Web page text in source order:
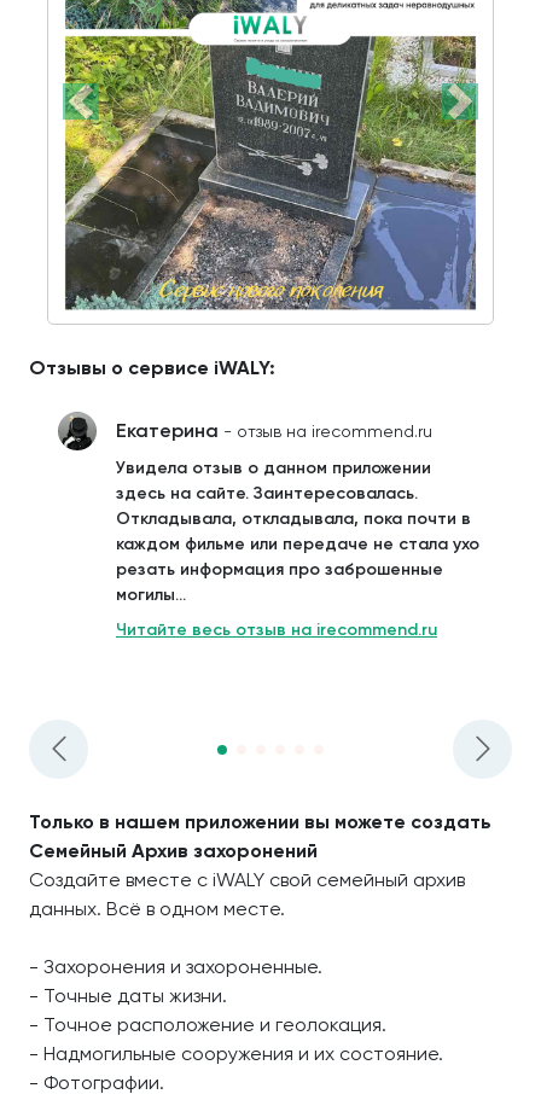
Отзывы о сервисе iWALY:
Екатерина - отзыв на irecommend.ru
Увидела отзыв о данном приложении
здесь на сайте. Заинтересовалась.
Откладывала, откладывала, пока почти в
каждом фильме или передаче не стала ухо
резать информация про заброшенные
могилы...
Читайте весь отзыв на irecommend.ru
Только в нашем приложении вы можете создать
Семейный Архив захоронений
Создайте вместе с iWALY свой семейный архив
данных. Всё в одном месте.
- Захоронения и захороненные.
- Точные даты жизни.
- Точное расположение и геолокация.
- Надмогильные сооружения и их состояние.
- Фотографии.